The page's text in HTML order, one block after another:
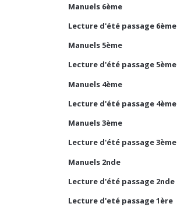
Manuels 6ème
Lecture d'été passage 6ème
Manuels 5ème
Lecture d'été passage 5ème
Manuels 4ème
Lecture d'été passage 4ème
Manuels 3ème
Lecture d'été passage 3ème
Manuels 2nde
Lecture d'été passage 2nde
Lecture d'eté passage 1ère